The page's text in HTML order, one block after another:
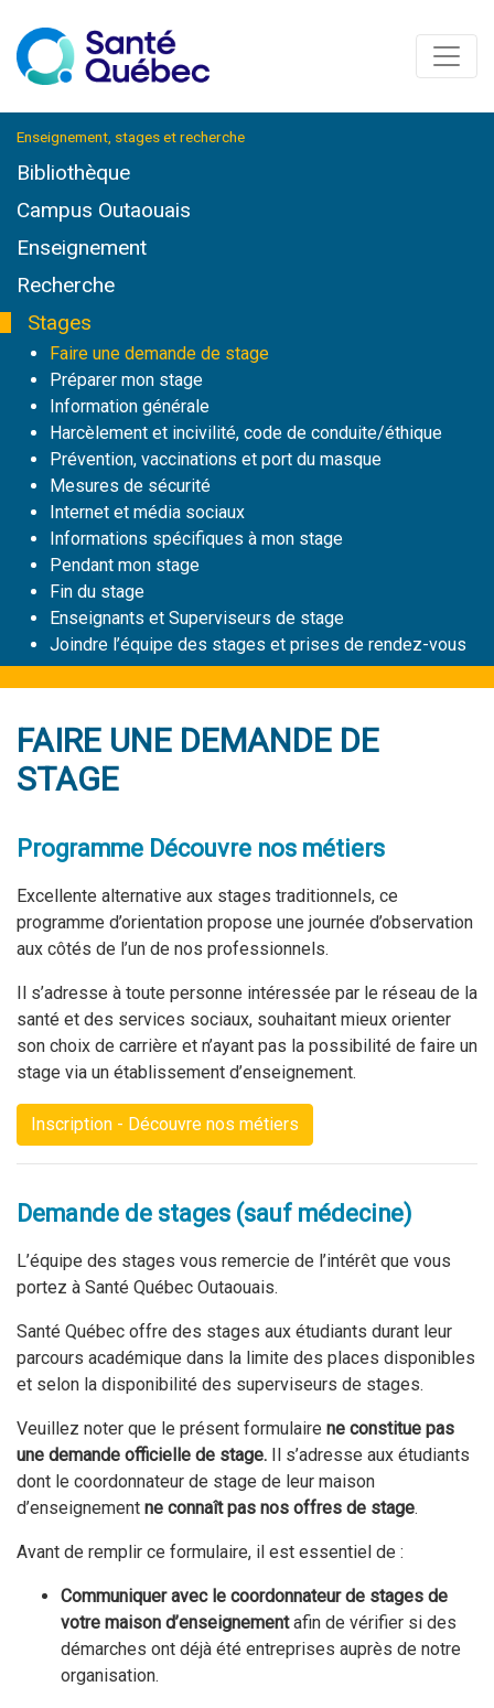
Enseignement, stages et recherche
Bibliothèque
Campus Outaouais
Enseignement
Recherche
Stages
Faire une demande de stage
Préparer mon stage
Information générale
Harcèlement et incivilité, code de conduite/éthique
Prévention, vaccinations et port du masque
Mesures de sécurité
Internet et média sociaux
Informations spécifiques à mon stage
Pendant mon stage
Fin du stage
Enseignants et Superviseurs de stage
Joindre l’équipe des stages et prises de rendez-vous
FAIRE UNE DEMANDE DE
STAGE
Programme Découvre nos métiers
Excellente alternative aux stages traditionnels, ce
programme d’orientation propose une journée d’observation
aux côtés de l’un de nos professionnels.
Il s’adresse à toute personne intéressée par le réseau de la
santé et des services sociaux, souhaitant mieux orienter
son choix de carrière et n’ayant pas la possibilité de faire un
stage via un établissement d’enseignement.
Inscription - Découvre nos métiers
Demande de stages (sauf médecine)
L’équipe des stages vous remercie de l’intérêt que vous
portez à Santé Québec Outaouais.
Santé Québec offre des stages aux étudiants durant leur
parcours académique dans la limite des places disponibles
et selon la disponibilité des superviseurs de stages.
Veuillez noter que le présent formulaire ne constitue pas
une demande officielle de stage. Il s’adresse aux étudiants
dont le coordonnateur de stage de leur maison
d’enseignement ne connaît pas nos offres de stage.
Avant de remplir ce formulaire, il est essentiel de :
Communiquer avec le coordonnateur de stages de
votre maison d’enseignementafin de vérifier si des
démarches ont déjà été entreprises auprès de notre
organisation.